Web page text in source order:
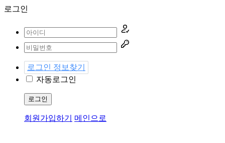
로그인
로그인 정보찾기
자동로그인
로그인
회원가입하기 메인으로